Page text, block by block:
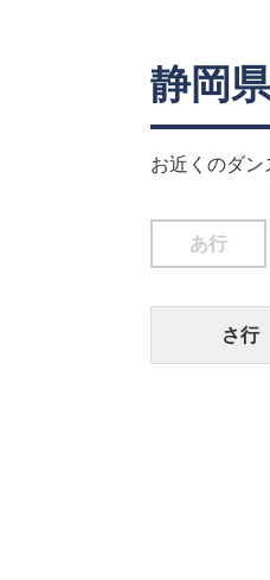
静岡
お近くのダン
あ行
さ行